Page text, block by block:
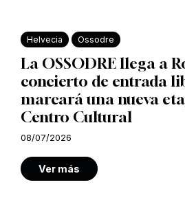
Helvecia Ossodre
La OSSODRE llega a
concierto de entrada
marcará una nueva
Centro Cultural
08/07/2026
Ver más